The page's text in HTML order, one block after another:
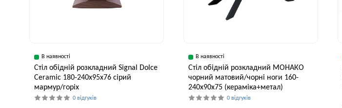
В наявності
Стіл обідній розкладний Signal Dolce
Ceramic 180-240x95x76 сірий
мармур/горіх
0 відгуків
В наявності
Стіл обідній розкладний МОНАКО
чорний матовий/чорні ноги 160-
240x90x75 (кераміка+метал)
0 відгуків